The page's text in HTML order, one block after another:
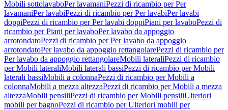
Mobili sottolavaboPer lavamaniPezzi di ricambio per Per
lavamaniPer lavabiPezzi di ricambio per Per lavabiPer lavabi
doppiPezzi di ricambio per Per lavabi doppiPiani per lavaboPezzi di
ricambio per Piani per lavaboPer lavabo da appoggio
arrotondatoPezzi di ricambio per Per lavabo da appoggio
arrotondatoPer lavabo da appoggio rettangolarePezzi di ricambio per
Per lavabo da appoggio rettangolareMobili lateraliPezzi di ricambio
per Mobili lateraliMobili laterali bassiPezzi di ricambio per Mobili
laterali bassiMobili a colonnaPezzi di ricambio per Mobili a
colonnaMobili a mezza altezzaPezzi di ricambio per Mobili a mezza
altezzaMobili pensiliPezzi di ricambio per Mobili pensiliUlteriori
mobili per bagnoPezzi di ricambio per Ulteriori mobili per